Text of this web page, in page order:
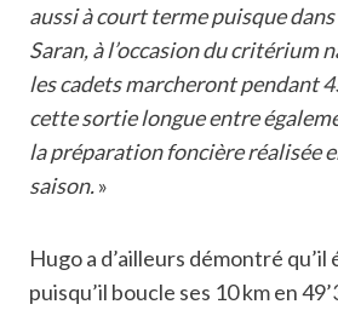
aussi à court terme puisque
Saran, à l’occasion du critérium
les cadets marcheront pendant
cette sortie longue entre
la préparation foncière réalisée
saison.»
Hugo a d’ailleurs démontré
puisqu’il boucle ses 10 km en